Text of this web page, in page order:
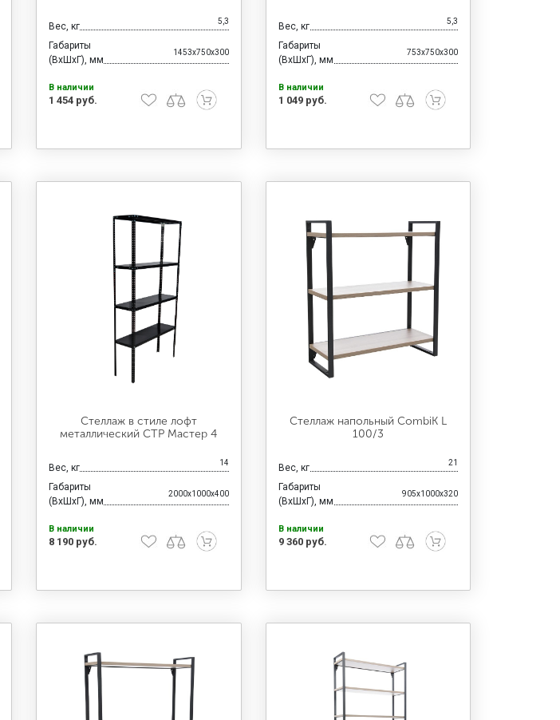
Вес, кг 5,3
Габариты
(ВхШхГ), мм
1453x750x300
В наличии
1 454 руб.
Вес, кг 5,3
Габариты
(ВхШхГ), мм
753x750x300
В наличии
1 049 руб.
Стеллаж в стиле лофт
металлический СТР Мастер 4
Вес, кг 14
Габариты
(ВхШхГ), мм
2000x1000x400
В наличии
8 190 руб.
Стеллаж напольный CombiK L
100/3
Вес, кг 21
Габариты
(ВхШхГ), мм
905x1000x320
В наличии
9 360 руб.